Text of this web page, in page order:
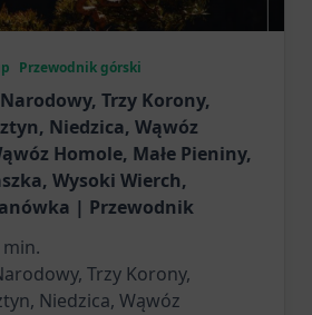
Przewodnik górski
Trzy Korony,
Niedzica, Wąwóz
Homole, Małe Pieniny,
Wysoki Wierch,
| Przewodnik
min.
Trzy Korony,
Niedzica, Wąwóz